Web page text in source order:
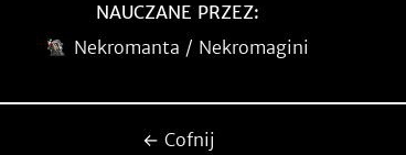
NAUCZANE PRZEZ:
Nekromanta / Nekromagini
← Cofnij